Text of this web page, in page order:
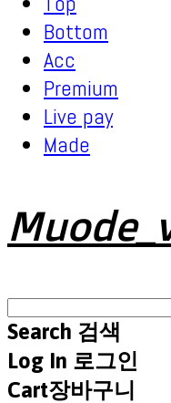
Bottom
Acc
Premium
Live pay
Made
Search 검색
Log In 로그인
Cart장바구니